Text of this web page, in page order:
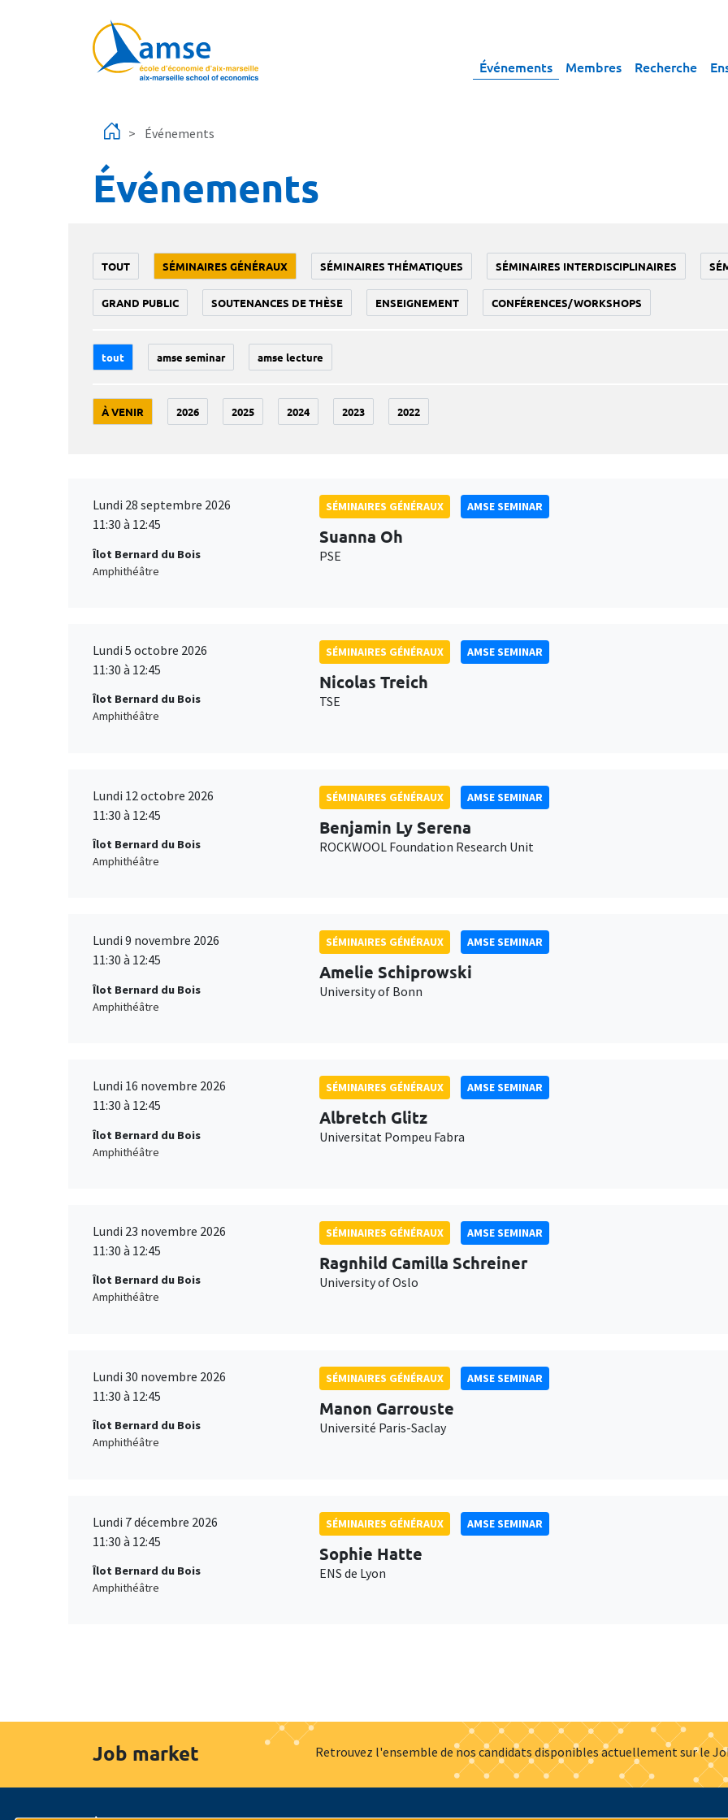
Événements Membres Recherche
Événements
Événements
TOUT SÉMINAIRES GÉNÉRAUX SÉMINAIRES THÉMATIQUES SÉMINAIRES INTERDISCIPLINAIRES
GRAND PUBLIC SOUTENANCES DE THÈSE ENSEIGNEMENT CONFÉRENCES/WORKSHOPS
tout amse seminar amse lecture
À VENIR 2026 2025 2024 2023 2022
Lundi 28 septembre 2026
11:30 à 12:45
Îlot Bernard du Bois
Amphithéâtre
SÉMINAIRES GÉNÉRAUX AMSE SEMINAR
Suanna Oh
PSE
Lundi 5 octobre 2026
11:30 à 12:45
Îlot Bernard du Bois
Amphithéâtre
SÉMINAIRES GÉNÉRAUX AMSE SEMINAR
Nicolas Treich
TSE
Lundi 12 octobre 2026
11:30 à 12:45
Îlot Bernard du Bois
Amphithéâtre
SÉMINAIRES GÉNÉRAUX AMSE SEMINAR
Benjamin Ly Serena
ROCKWOOL Foundation Research Unit
Lundi 9 novembre 2026
11:30 à 12:45
Îlot Bernard du Bois
Amphithéâtre
SÉMINAIRES GÉNÉRAUX AMSE SEMINAR
Amelie Schiprowski
University of Bonn
Lundi 16 novembre 2026
11:30 à 12:45
Îlot Bernard du Bois
Amphithéâtre
SÉMINAIRES GÉNÉRAUX AMSE SEMINAR
Albretch Glitz
Universitat Pompeu Fabra
Lundi 23 novembre 2026
11:30 à 12:45
Îlot Bernard du Bois
Amphithéâtre
SÉMINAIRES GÉNÉRAUX AMSE SEMINAR
Ragnhild Camilla Schreiner
University of Oslo
Lundi 30 novembre 2026
11:30 à 12:45
Îlot Bernard du Bois
Amphithéâtre
SÉMINAIRES GÉNÉRAUX AMSE SEMINAR
Manon Garrouste
Université Paris-Saclay
Lundi 7 décembre 2026
11:30 à 12:45
Îlot Bernard du Bois
Amphithéâtre
SÉMINAIRES GÉNÉRAUX AMSE SEMINAR
Sophie Hatte
ENS de Lyon
Job market Retrouvez l'ensemble de nos candidats disponibles actuellement sur le